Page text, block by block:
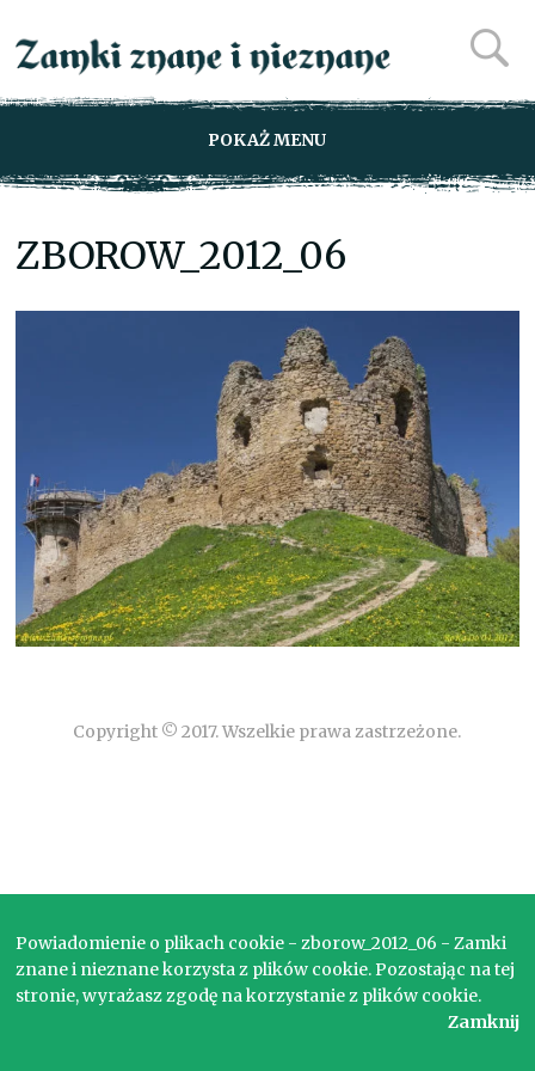
POKAŻ MENU
ZBOROW_2012_06
Copyright © 2017. Wszelkie prawa zastrzeżone.
Powiadomienie o plikach cookie - zborow_2012_06 - Zamki
znane i nieznane korzysta z plików cookie. Pozostając na tej
stronie, wyrażasz zgodę na korzystanie z plików cookie.
Zamknij